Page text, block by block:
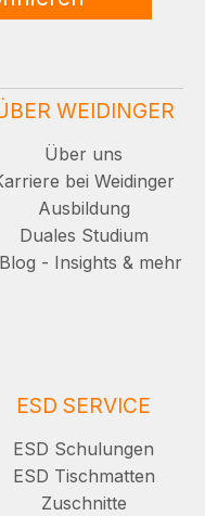
WEIDINGER
Über uns
bei Weidinger
Ausbildung
Duales Studium
- Insights & mehr
ESD SERVICE
ESD Schulungen
ESD Tischmatten
Zuschnitte